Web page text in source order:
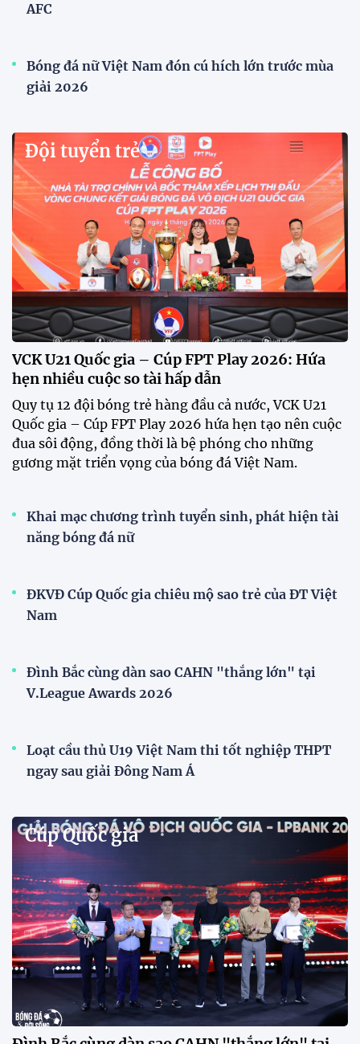
AFC
Bóng đá nữ Việt Nam đón cú hích lớn trước mùa
giải 2026
Đội tuyển trẻ
VCK U21 Quốc gia – Cúp FPT Play 2026: Hứa
hẹn nhiều cuộc so tài hấp dẫn
Quy tụ 12 đội bóng trẻ hàng đầu cả nước, VCK U21
Quốc gia – Cúp FPT Play 2026 hứa hẹn tạo nên cuộc
đua sôi động, đồng thời là bệ phóng cho những
gương mặt triển vọng của bóng đá Việt Nam.
Khai mạc chương trình tuyển sinh, phát hiện tài
năng bóng đá nữ
ĐKVĐ Cúp Quốc gia chiêu mộ sao trẻ của ĐT Việt
Nam
Đình Bắc cùng dàn sao CAHN "thắng lớn" tại
V.League Awards 2026
Loạt cầu thủ U19 Việt Nam thi tốt nghiệp THPT
ngay sau giải Đông Nam Á
Cúp Quốc gia